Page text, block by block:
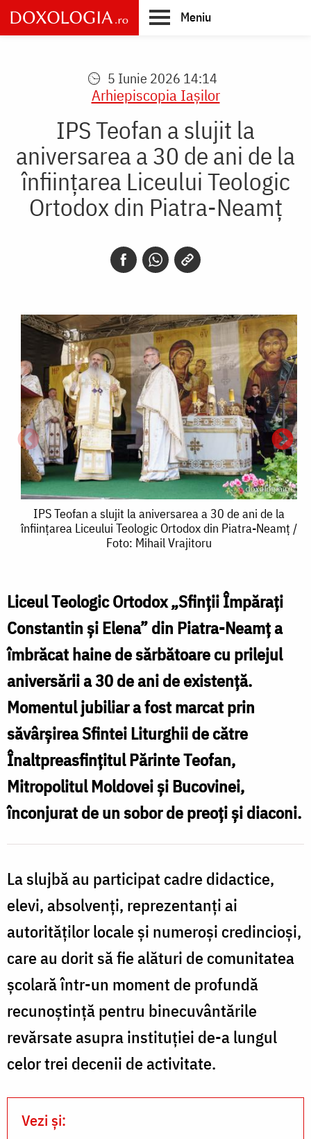
Skip
to
main
Meniu
5 Iunie 2026 14:14
Arhiepiscopia Iaşilor
IPS Teofan a slujit la
aniversarea a 30 de ani de la
înființarea Liceului Teologic
Ortodox din Piatra-Neamț
IPS
Teofan
la
aniversarea
a
30
de
ani
de
la
înființarea
Liceului
Ortodox
din
Piatra-
Mihail
Vrajitoru
IPS Teofan a slujit la aniversarea a 30 de ani de la
înființarea Liceului Teologic Ortodox din Piatra-Neamț /
Foto: Mihail Vrajitoru
Liceul Teologic Ortodox „Sfinții Împărați
Constantin și Elena” din Piatra-Neamț a
îmbrăcat haine de sărbătoare cu prilejul
aniversării a 30 de ani de existență.
Momentul jubiliar a fost marcat prin
săvârșirea Sfintei Liturghii de către
Înaltpreasfințitul Părinte Teofan,
Mitropolitul Moldovei și Bucovinei,
înconjurat de un sobor de preoți și diaconi.
La slujbă au participat cadre didactice,
elevi, absolvenți, reprezentanți ai
autorităților locale și numeroși credincioși,
care au dorit să fie alături de comunitatea
școlară într-un moment de profundă
recunoștință pentru binecuvântările
revărsate asupra instituției de-a lungul
celor trei decenii de activitate.
Vezi și: